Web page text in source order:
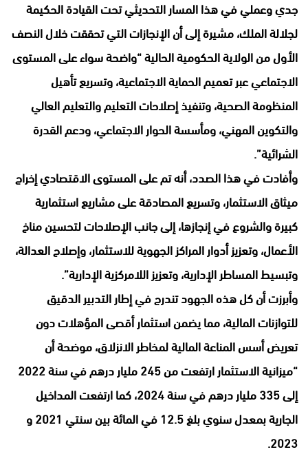
جدي وعملي في هذا المسار التحديثي تحت القيادة الحكيمة
لجلالة الملك، مشيرة إلى أن الإنجازات التي تحققت خلال النصف
الأول من الولاية الحكومية الحالية “واضحة سواء على المستوى
الاجتماعي عبر تعميم الحماية الاجتماعية، وتسريع تأهيل
المنظومة الصحية، وتنفيذ إصلاحات التعليم والتعليم العالي
والتكوين المهني، ومأسسة الحوار الاجتماعي، ودعم القدرة
الشرائية”.
وأفادت في هذا الصدد، أنه تم على المستوى الاقتصادي إخراج
ميثاق الاستثمار، وتسريع المصادقة على مشاريع استثمارية
كبيرة والشروع في إنجازها، إلى جانب الإصلاحات لتحسين مناخ
الأعمال، وتعزيز أدوار المراكز الجهوية للاستثمار، وإصلاح العدالة،
وتبسيط المساطر الإدارية، وتعزيز اللامركزية الإدارية”.
وأبرزت أن كل هذه الجهود تندرج في إطار التدبير الدقيق
للتوازنات المالية، مما يضمن استثمار أقصى المؤهلات دون
تعريض أسس المناعة المالية لمخاطر الانزلاق، موضحة أن
“ميزانية الاستثمار ارتفعت من 245 مليار درهم في سنة 2022
إلى 335 مليار درهم في سنة 2024، كما ارتفعت المداخيل
الجارية بمعدل سنوي بلغ 12.5 في المائة بين سنتي 2021 و
2023.